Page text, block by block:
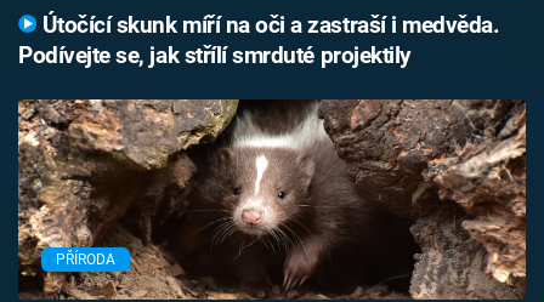
Útočící skunk míří na oči a zastraší i medvěda.
Podívejte se, jak střílí smrduté projektily
PŘÍRODA